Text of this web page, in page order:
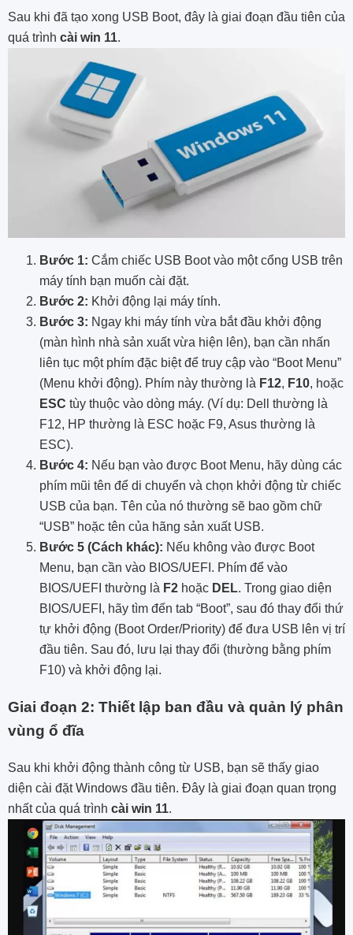
Sau khi đã tạo xong USB Boot, đây là giai đoạn đầu tiên của
quá trình cài win 11.
Bước 1: Cắm chiếc USB Boot vào một cổng USB trên
máy tính bạn muốn cài đặt.
Bước 2: Khởi động lại máy tính.
Bước 3: Ngay khi máy tính vừa bắt đầu khởi động
(màn hình nhà sản xuất vừa hiện lên), bạn cần nhấn
liên tục một phím đặc biệt để truy cập vào “Boot Menu”
(Menu khởi động). Phím này thường là F12, F10, hoặc
ESC tùy thuộc vào dòng máy. (Ví dụ: Dell thường là
F12, HP thường là ESC hoặc F9, Asus thường là
ESC).
Bước 4: Nếu bạn vào được Boot Menu, hãy dùng các
phím mũi tên để di chuyển và chọn khởi động từ chiếc
USB của bạn. Tên của nó thường sẽ bao gồm chữ
“USB” hoặc tên của hãng sản xuất USB.
Bước 5 (Cách khác): Nếu không vào được Boot
Menu, bạn cần vào BIOS/UEFI. Phím để vào
BIOS/UEFI thường là F2 hoặc DEL. Trong giao diện
BIOS/UEFI, hãy tìm đến tab “Boot”, sau đó thay đổi thứ
tự khởi động (Boot Order/Priority) để đưa USB lên vị trí
đầu tiên. Sau đó, lưu lại thay đổi (thường bằng phím
F10) và khởi động lại.
Giai đoạn 2: Thiết lập ban đầu và quản lý phân
vùng ổ đĩa
Sau khi khởi động thành công từ USB, bạn sẽ thấy giao
diện cài đặt Windows đầu tiên. Đây là giai đoạn quan trọng
nhất của quá trình cài win 11.